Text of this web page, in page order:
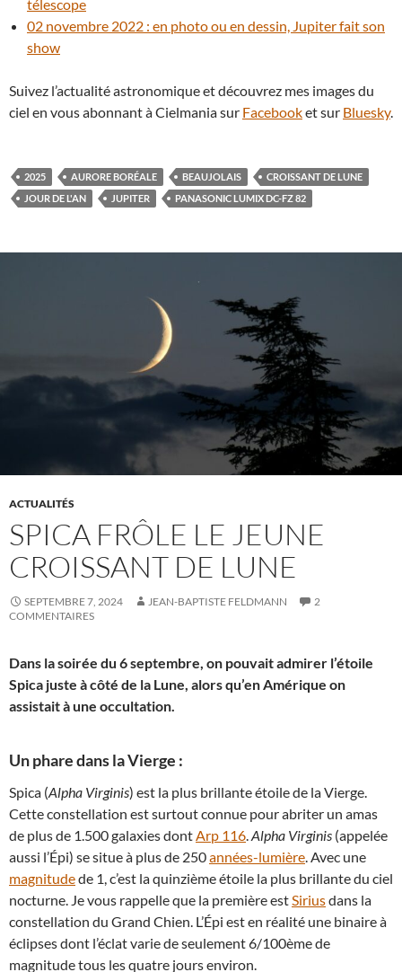
télescope
02 novembre 2022 : en photo ou en dessin, Jupiter fait son
show
Suivez l’actualité astronomique et découvrez mes images du
ciel en vous abonnant à Cielmania sur Facebooket sur Bluesky.
2025 AURORE BORÉALE BEAUJOLAIS
CROISSANT DE LUNE
JOUR DE L'AN
JUPITER PANASONIC LUMIX DC-FZ 82
ACTUALITÉS
SPICA FRÔLE LE JEUNE
CROISSANT DE LUNE
SEPTEMBRE 7, 2024 JEAN-BAPTISTE FELDMANN
2
COMMENTAIRES
Dans la soirée du 6 septembre, on pouvait admirer l’étoile
Spica juste à côté de la Lune, alors qu’en Amérique on
assistait à une occultation.
Un phare dans la Vierge :
Spica (Alpha Virginis) est la plus brillante étoile de la Vierge.
Cette constellation est surtout connue pour abriter un amas
de plus de 1.500 galaxies dont Arp 116 Alpha Virginis (appelée
aussi l’Épi) se situe à plus de 250années-lumière . Avec une
magnitudede 1, c’est la quinzième étoile la plus brillante du ciel
nocturne. Je vous rappelle que la première est Siriusdans la
constellation du Grand Chien. L’Épi est en réalité une binaire à
éclipses dont l’éclat varie de seulement 6/100ème de
magnitude tous les quatre jours environ.